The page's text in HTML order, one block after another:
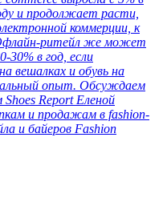
и продолжает расти,
коммерции, к
ритейл же может
в год, если
вешалках и обувь на
опыт. Обсуждаем
Report Еленой
и продажам в fashion-
и байеров Fashion